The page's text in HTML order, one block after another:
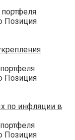
Позиция
Позиция
по инфляции в
Позиция